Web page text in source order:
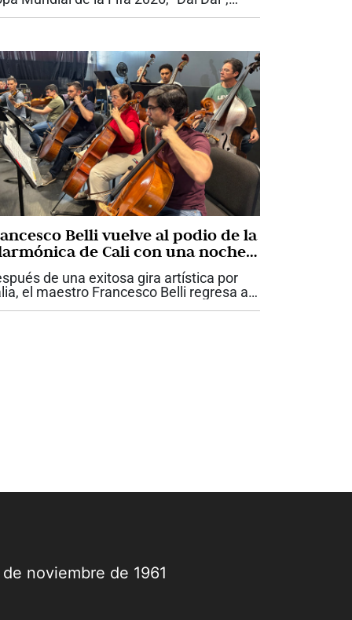
Belli vuelve al podio de la
de Cali con una noche
a la imaginación y la
del sinfonismo
de una exitosa gira artística por
el maestro Francesco Belli regresa a
noviembre de 1961